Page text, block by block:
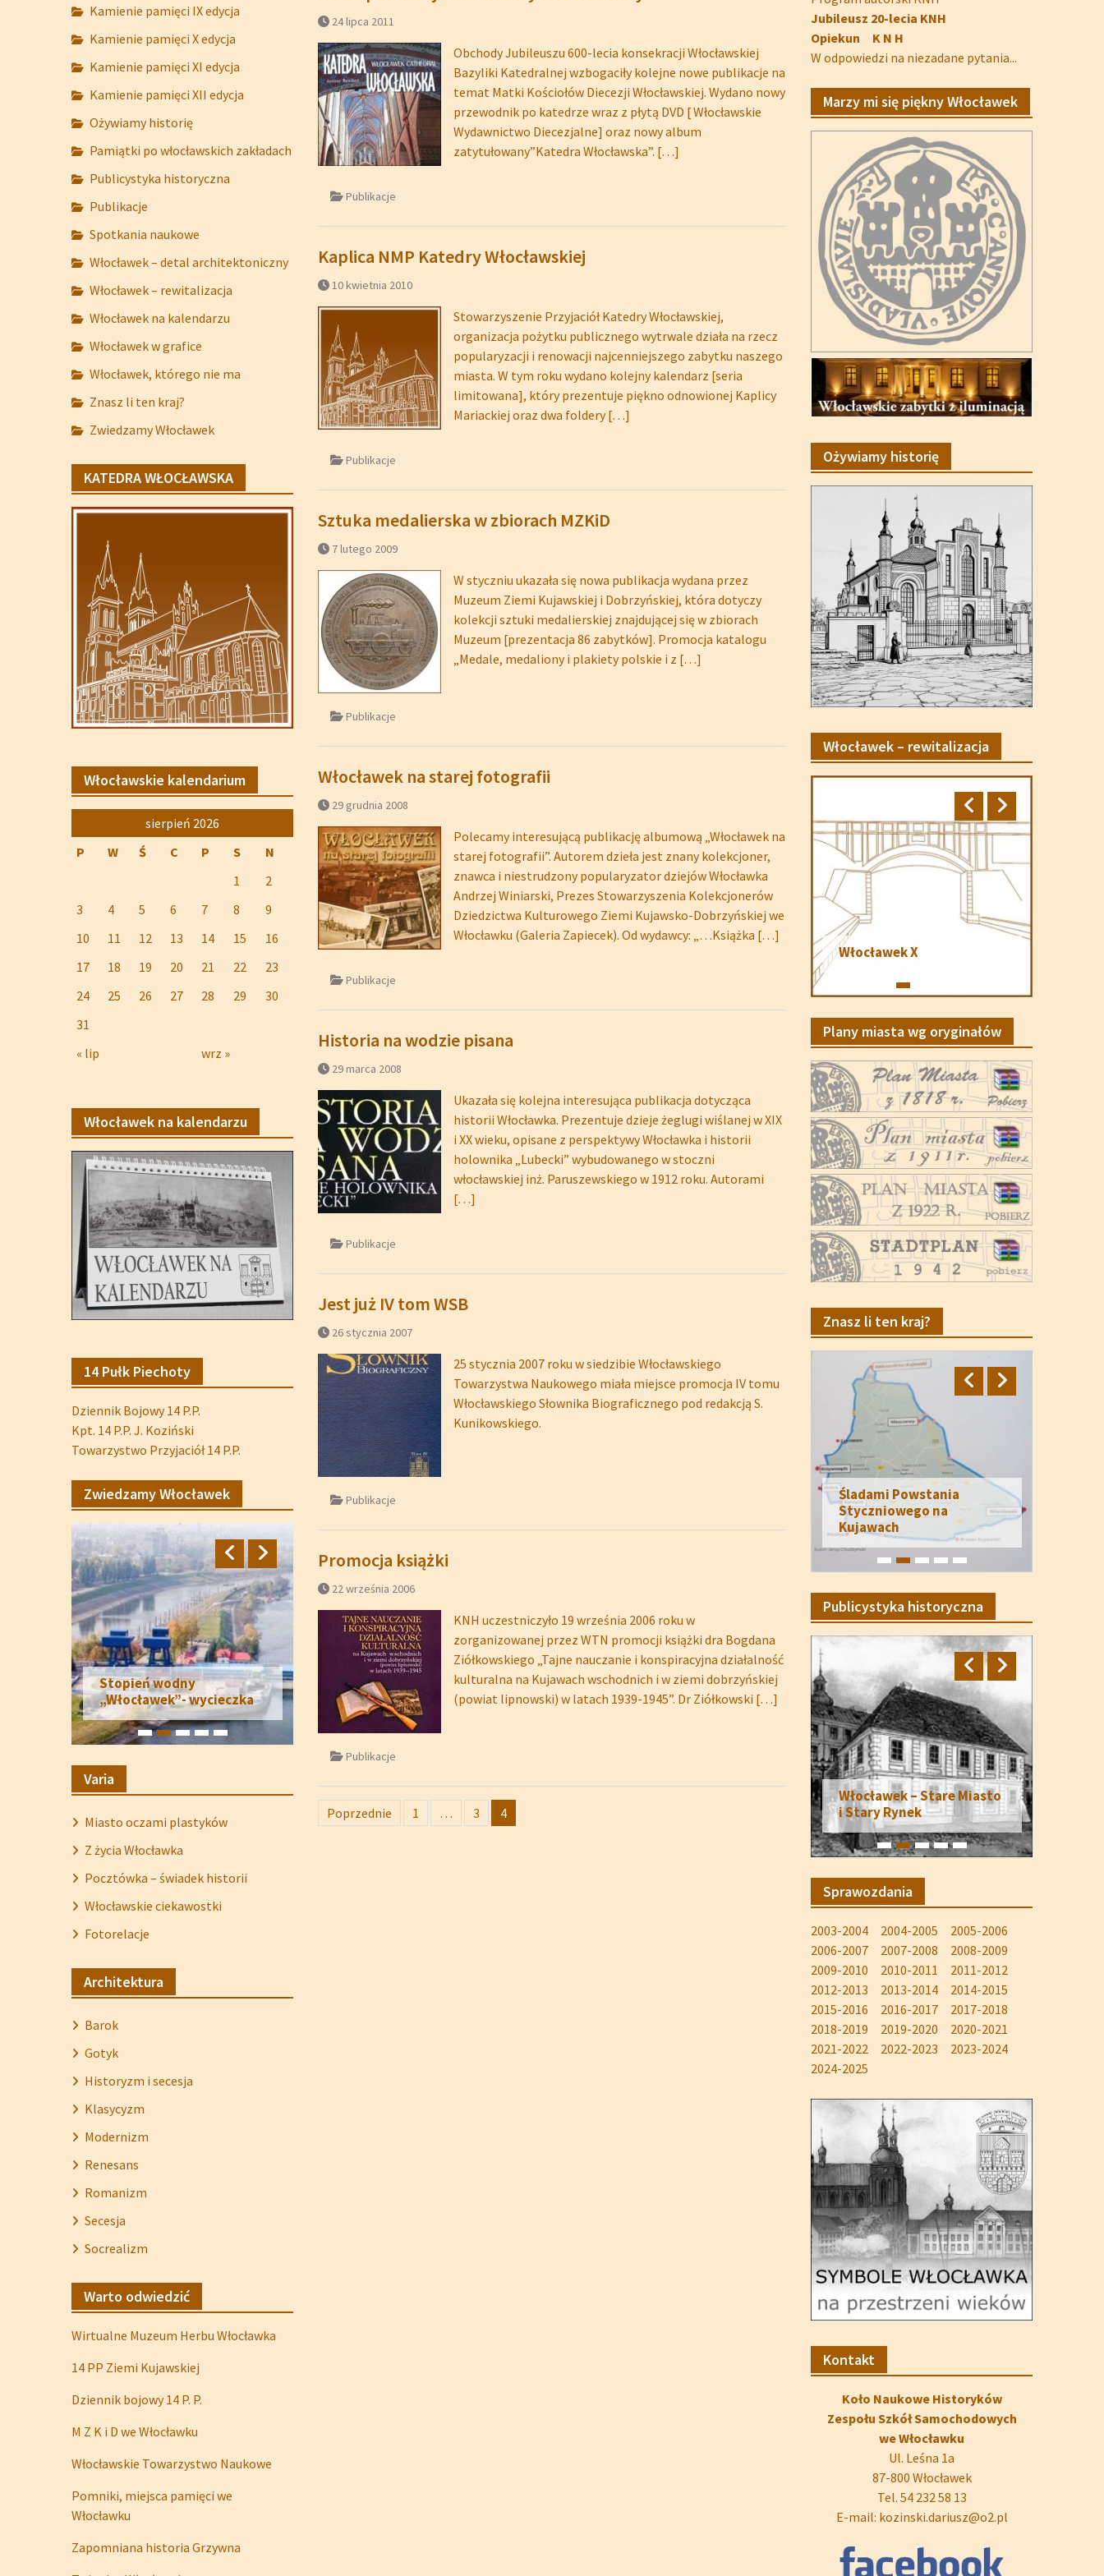
24 lipca 2011
Obchody Jubileuszu 600-lecia konsekracji Włocławskiej
Bazyliki Katedralnej wzbogaciły kolejne nowe publikacje na
temat Matki Kościołów Diecezji Włocławskiej. Wydano nowy
przewodnik po katedrze wraz z płytą DVD [ Włocławskie
Wydawnictwo Diecezjalne] oraz nowy album
zatytułowany”Katedra Włocławska”. […]
Publikacje
Kaplica NMP Katedry Włocławskiej
10 kwietnia 2010
Stowarzyszenie Przyjaciół Katedry Włocławskiej,
organizacja pożytku publicznego wytrwale działa na rzecz
popularyzacji i renowacji najcenniejszego zabytku naszego
miasta. W tym roku wydano kolejny kalendarz [seria
limitowana], który prezentuje piękno odnowionej Kaplicy
Mariackiej oraz dwa foldery […]
Publikacje
Sztuka medalierska w zbiorach MZKiD
7 lutego 2009
W styczniu ukazała się nowa publikacja wydana przez
Muzeum Ziemi Kujawskiej i Dobrzyńskiej, która dotyczy
kolekcji sztuki medalierskiej znajdującej się w zbiorach
Muzeum [prezentacja 86 zabytków]. Promocja katalogu
„Medale, medaliony i plakiety polskie i z […]
Publikacje
Włocławek na starej fotografii
29 grudnia 2008
Polecamy interesującą publikację albumową „Włocławek na
starej fotografii”. Autorem dzieła jest znany kolekcjoner,
znawca i niestrudzony popularyzator dziejów Włocławka
Andrzej Winiarski, Prezes Stowarzyszenia Kolekcjonerów
Dziedzictwa Kulturowego Ziemi Kujawsko-Dobrzyńskiej we
Włocławku (Galeria Zapiecek). Od wydawcy: „…Książka […]
Publikacje
Historia na wodzie pisana
29 marca 2008
Ukazała się kolejna interesująca publikacja dotycząca
historii Włocławka. Prezentuje dzieje żeglugi wiślanej w XIX
i XX wieku, opisane z perspektywy Włocławka i historii
holownika „Lubecki” wybudowanego w stoczni
włocławskiej inż. Paruszewskiego w 1912 roku. Autorami
[…]
Publikacje
Jest już IV tom WSB
26 stycznia 2007
25 stycznia 2007 roku w siedzibie Włocławskiego
Towarzystwa Naukowego miała miejsce promocja IV tomu
Włocławskiego Słownika Biograficznego pod redakcją S.
Kunikowskiego.
Publikacje
Promocja książki
22 września 2006
KNH uczestniczyło 19 września 2006 roku w
zorganizowanej przez WTN promocji książki dra Bogdana
Ziółkowskiego „Tajne nauczanie i konspiracyjna działalność
kulturalna na Kujawach wschodnich i w ziemi dobrzyńskiej
(powiat lipnowski) w latach 1939-1945”. Dr Ziółkowski […]
Publikacje
Stronicowanie
wpisów
Poprzednie 1 … 3 4
Jubileusz 20-lecia KNH
Opiekun K N H
W odpowiedzi na niezadane pytania...
Marzy mi się piękny Włocławek
Ożywiamy historię
Włocławek – rewitalizacja
Włocławek X
Plany miasta wg oryginałów
Znasz li ten kraj?
Śladami Powstania
Styczniowego na
Kujawach
Publicystyka historyczna
Włocławek – Stare Miasto
i Stary Rynek
Sprawozdania
2003-2004 2004-2005
2005-2006
2006-2007
2007-2008
2008-2009
2009-2010
2010-2011
2011-2012
2012-2013
2013-2014
2014-2015
2015-2016
2016-2017
2017-2018
2018-2019
2019-2020
2020-2021
2021-2022
2022-2023
2023-2024
2024-2025
Kontakt
Koło Naukowe Historyków
Zespołu Szkół Samochodowych
we Włocławku
Ul. Leśna 1a
87-800 Włocławek
Tel. 54 232 58 13
E-mail: kozinski.dariusz@o2.pl
Kamienie pamięci IX edycja
Kamienie pamięci X edycja
Kamienie pamięci XI edycja
Kamienie pamięci XII edycja
Ożywiamy historię
Pamiątki po włocławskich zakładach
Publicystyka historyczna
Publikacje
Spotkania naukowe
Włocławek – detal architektoniczny
Włocławek – rewitalizacja
Włocławek na kalendarzu
Włocławek w grafice
Włocławek, którego nie ma
Znasz li ten kraj?
Zwiedzamy Włocławek
KATEDRA WŁOCŁAWSKA
Włocławskie kalendarium
sierpień 2026
P
W Ś C P S
N
1
2
3
4 5 6 7 8
9
10
11 12 13 14 15
16
17
18 19 20 21 22
23
24
25 26 27 28 29
30
31
« lip
wrz »
Włocławek na kalendarzu
14 Pułk Piechoty
Dziennik Bojowy 14 P.P.
Kpt. 14 P.P. J. Koziński
Towarzystwo Przyjaciół 14 P.P.
Zwiedzamy Włocławek
Stopień wodny
„Włocławek”- wycieczka
Varia
Miasto oczami plastyków
Z życia Włocławka
Pocztówka – świadek historii
Włocławskie ciekawostki
Fotorelacje
Architektura
Barok
Gotyk
Historyzm i secesja
Klasycyzm
Modernizm
Renesans
Romanizm
Secesja
Socrealizm
Warto odwiedzić
Wirtualne Muzeum Herbu Włocławka
14 PP Ziemi Kujawskiej
Dziennik bojowy 14 P. P.
M Z K i D we Włocławku
Włocławskie Towarzystwo Naukowe
Pomniki, miejsca pamięci we
Włocławku
Zapomniana historia Grzywna